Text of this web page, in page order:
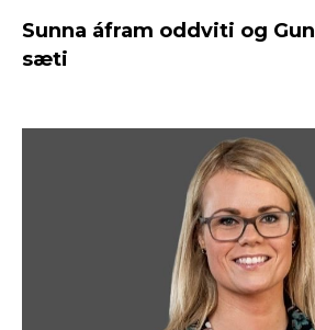
Sunna áfram oddviti og
sæti